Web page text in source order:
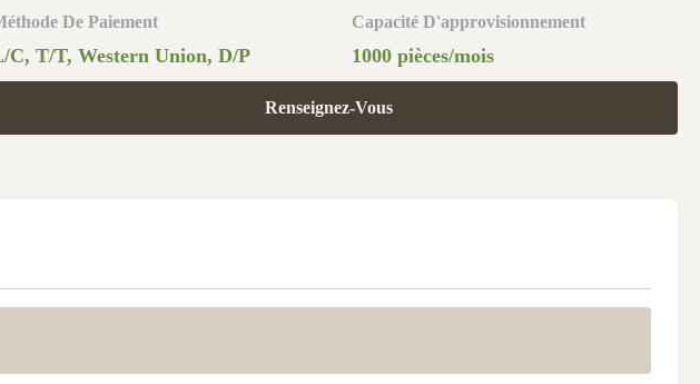
De Paiement
C, T/T, Western Union, D/P
Capacité D'approvisionnement
1000 pièces/mois
Renseignez-Vous